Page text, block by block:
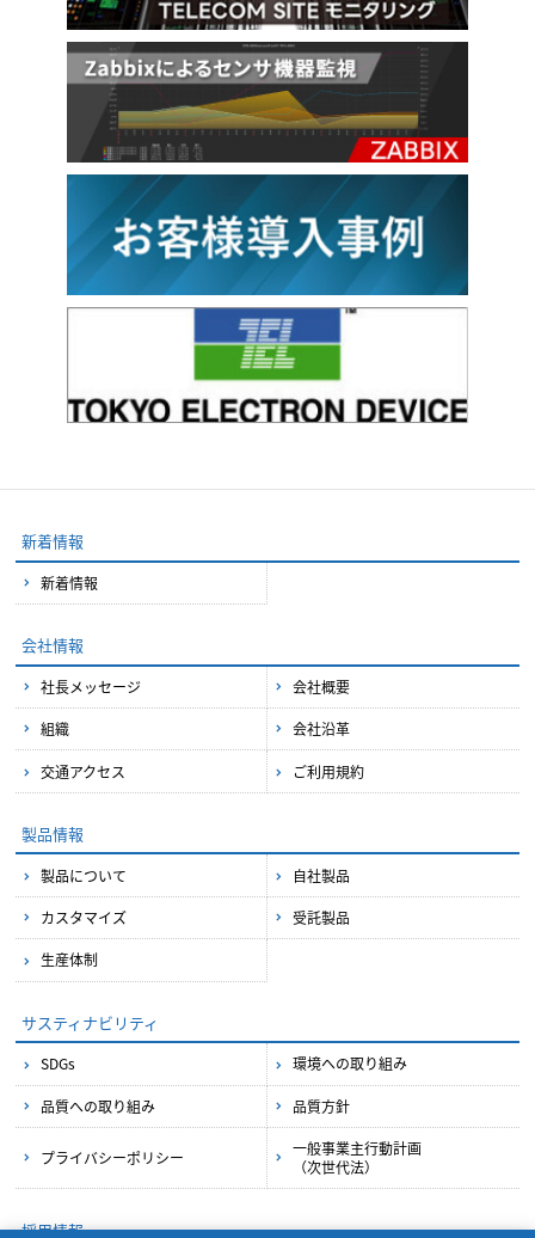
新着情報
新着情報
会社情報
社長メッセージ
会社概要
組織
会社沿革
交通アクセス
ご利用規約
製品情報
製品について
自社製品
カスタマイズ
受託製品
生産体制
サスティナビリティ
SDGs
環境への取り組み
品質への取り組み
品質方針
プライバシーポリシー
一般事業主行動計画
（次世代法）
採用情報